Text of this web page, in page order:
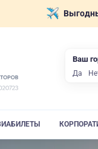
Ваш
Да